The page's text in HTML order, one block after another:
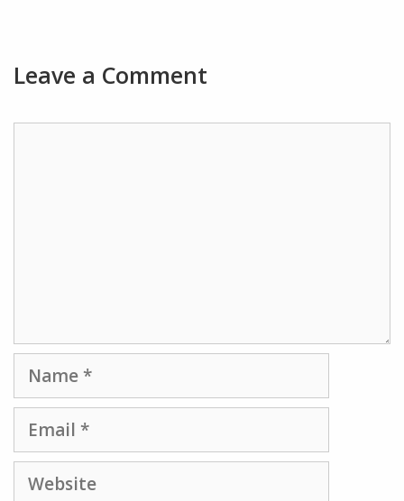
Leave a Comment
Website